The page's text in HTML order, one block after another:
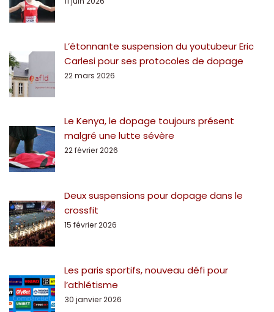
L’étonnante suspension du youtubeur Eric
Carlesi pour ses protocoles de dopage
22 mars 2026
Le Kenya, le dopage toujours présent
malgré une lutte sévère
22 février 2026
Deux suspensions pour dopage dans le
crossfit
15 février 2026
Les paris sportifs, nouveau défi pour
l’athlétisme
30 janvier 2026